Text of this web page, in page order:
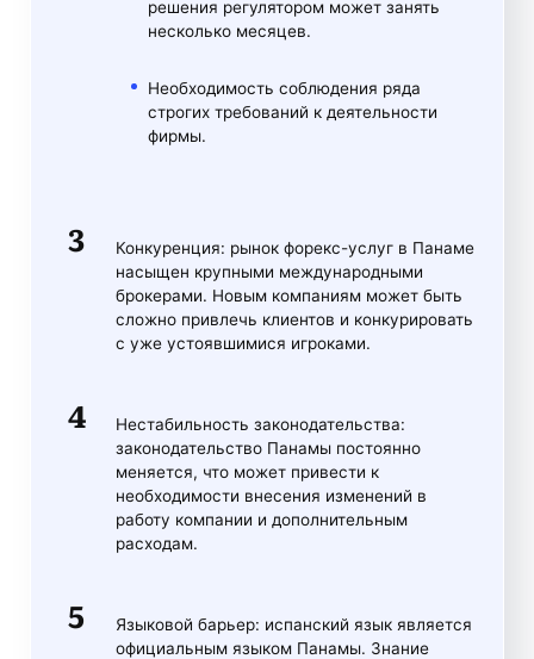
решения регулятором может занять
несколько месяцев.
Необходимость соблюдения ряда
строгих требований к деятельности
фирмы.
Конкуренция: рынок форекс-услуг в Панаме
насыщен крупными международными
брокерами. Новым компаниям может быть
сложно привлечь клиентов и конкурировать
с уже устоявшимися игроками.
Нестабильность законодательства:
законодательство Панамы постоянно
меняется, что может привести к
необходимости внесения изменений в
работу компании и дополнительным
расходам.
Языковой барьер: испанский язык является
официальным языком Панамы. Знание